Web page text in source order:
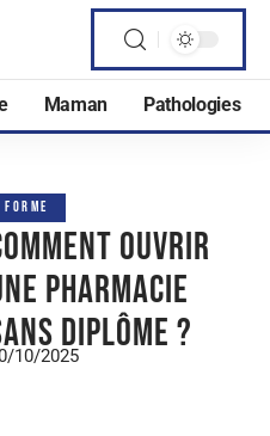
Maman Pathologies
FORME
ouvrir
pharmacie
diplôme ?
10/2025